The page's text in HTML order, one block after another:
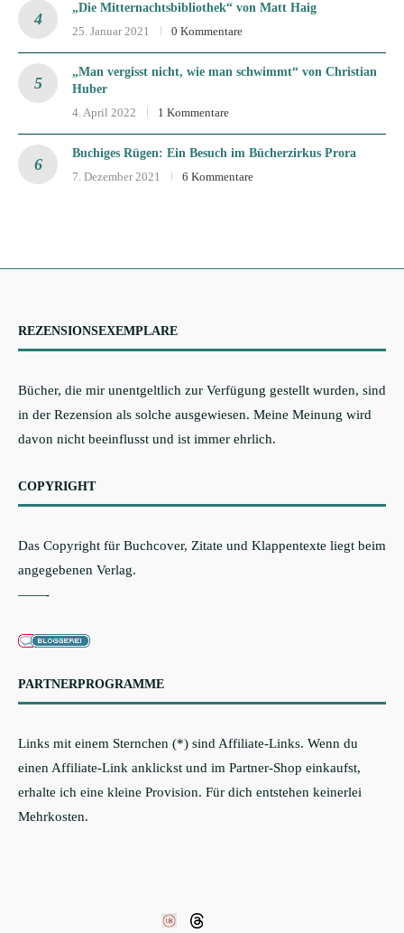
„Die Mitternachtsbibliothek“ von Matt Haig
25. Januar 2021
0 Kommentare
„Man vergisst nicht, wie man schwimmt“ von Christian
Huber
4. April 2022
1 Kommentare
Buchiges Rügen: Ein Besuch im Bücherzirkus Prora
7. Dezember 2021
6 Kommentare
REZENSIONSEXEMPLARE
Bücher, die mir unentgeltlich zur Verfügung gestellt wurden, sind
in der Rezension als solche ausgewiesen. Meine Meinung wird
davon nicht beeinflusst und ist immer ehrlich.
COPYRIGHT
Das Copyright für Buchcover, Zitate und Klappentexte liegt beim
angegebenen Verlag.
——-
PARTNERPROGRAMME
Links mit einem Sternchen (*) sind Affiliate-Links. Wenn du
einen Affiliate-Link anklickst und im Partner-Shop einkaufst,
erhalte ich eine kleine Provision. Für dich entstehen keinerlei
Mehrkosten.